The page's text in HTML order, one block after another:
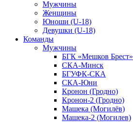
Мужчины
Женщины
Юноши (U-18)
Девушки (U-18)
Команды
Мужчины
БГК «Мешков Брест»
СКА-Минск
БГУФК-СКА
СКА-Юни
Кронон (Гродно)
Кронон-2 (Гродно)
Машека (Могилёв)
Машека-2 (Могилев)